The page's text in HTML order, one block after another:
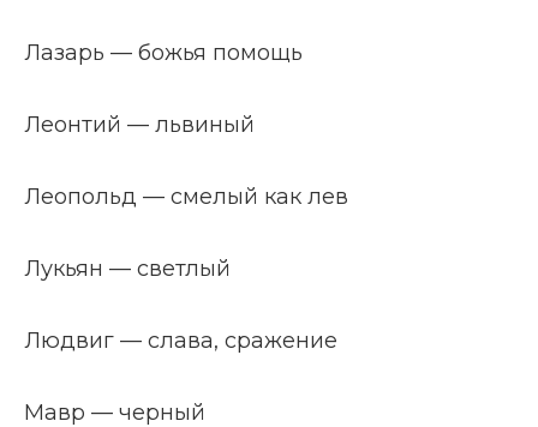
Лазарь — божья помощь
Леонтий — львиный
Леопольд — смелый как лев
Лукьян — светлый
Людвиг — слава, сражение
Мавр — черный